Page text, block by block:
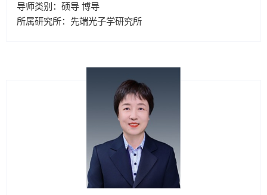
导师类别：硕导 博导
所属研究所：先端光子学研究所